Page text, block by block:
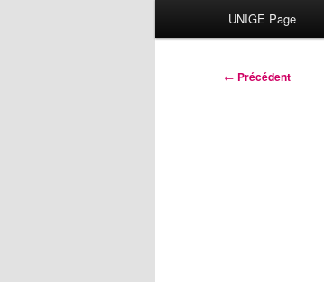
UNIGE Page
Navigation
← Précédent